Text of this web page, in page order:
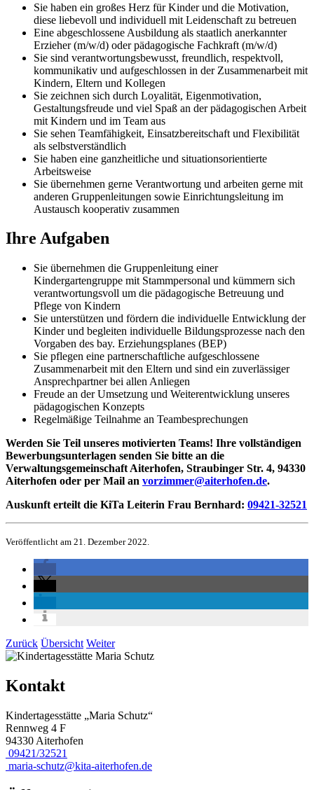
Sie haben ein großes Herz für Kinder und die Motivation,
diese liebevoll und individuell mit Leidenschaft zu betreuen
Eine abgeschlossene Ausbildung als staatlich anerkannter
Erzieher (m/w/d) oder pädagogische Fachkraft (m/w/d)
Sie sind verantwortungsbewusst, freundlich, respektvoll,
kommunikativ und aufgeschlossen in der Zusammenarbeit mit
Kindern, Eltern und Kollegen
Sie zeichnen sich durch Loyalität, Eigenmotivation,
Gestaltungsfreude und viel Spaß an der pädagogischen Arbeit
mit Kindern und im Team aus
Sie sehen Teamfähigkeit, Einsatzbereitschaft und Flexibilität
als selbstverständlich
Sie haben eine ganzheitliche und situationsorientierte
Arbeitsweise
Sie übernehmen gerne Verantwortung und arbeiten gerne mit
anderen Gruppenleitungen sowie Einrichtungsleitung im
Austausch kooperativ zusammen
Ihre Aufgaben
Sie übernehmen die Gruppenleitung einer
Kindergartengruppe mit Stammpersonal und kümmern sich
verantwortungsvoll um die pädagogische Betreuung und
Pflege von Kindern
Sie unterstützen und fördern die individuelle Entwicklung der
Kinder und begleiten individuelle Bildungsprozesse nach den
Vorgaben des bay. Erziehungsplanes (BEP)
Sie pflegen eine partnerschaftliche aufgeschlossene
Zusammenarbeit mit den Eltern und sind ein zuverlässiger
Ansprechpartner bei allen Anliegen
Freude an der Umsetzung und Weiterentwicklung unseres
pädagogischen Konzepts
Regelmäßige Teilnahme an Teambesprechungen
Werden Sie Teil unseres motivierten Teams! Ihre vollständigen
Bewerbungsunterlagen senden Sie bitte an die
Verwaltungsgemeinschaft Aiterhofen, Straubinger Str. 4, 94330
Aiterhofen oder per Mail an vorzimmer@aiterhofen.de.
Auskunft erteilt die KiTa Leiterin Frau Bernhard: 09421-32521
Veröffentlicht am 21. Dezember 2022.
Zurück Übersicht Weiter
Kontakt
Kindertagesstätte „Maria Schutz“
Rennweg 4 F
94330 Aiterhofen
09421/32521
maria-schutz@kita-aiterhofen.de